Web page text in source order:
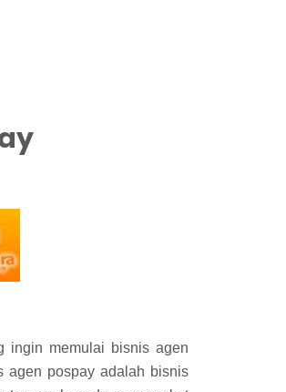
ingin memulai bisnis agen
agen pospay adalah bisnis